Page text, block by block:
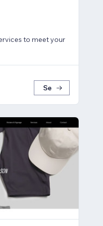
to meet your
Se